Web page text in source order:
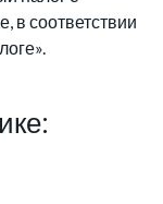
в соответствии